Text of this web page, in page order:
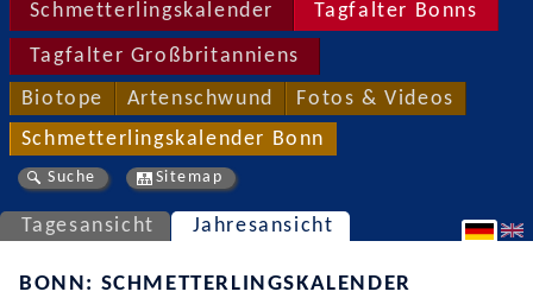
Schmetterlingskalender Tagfalter Bonns
Tagfalter Großbritanniens
Biotope Artenschwund Fotos & Videos
Schmetterlingskalender Bonn
Suche Sitemap
Tagesansicht Jahresansicht
BONN: SCHMETTERLINGSKALENDER